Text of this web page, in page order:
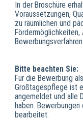
In der Broschüre
Voraussetzungen,
zu räumlichen und
Bewerbungsverfahren.
Bitte beachten Sie:
Für die Bewerbung
Großtagespflege ist
angemeldet und alle
haben.
bearbeitet.